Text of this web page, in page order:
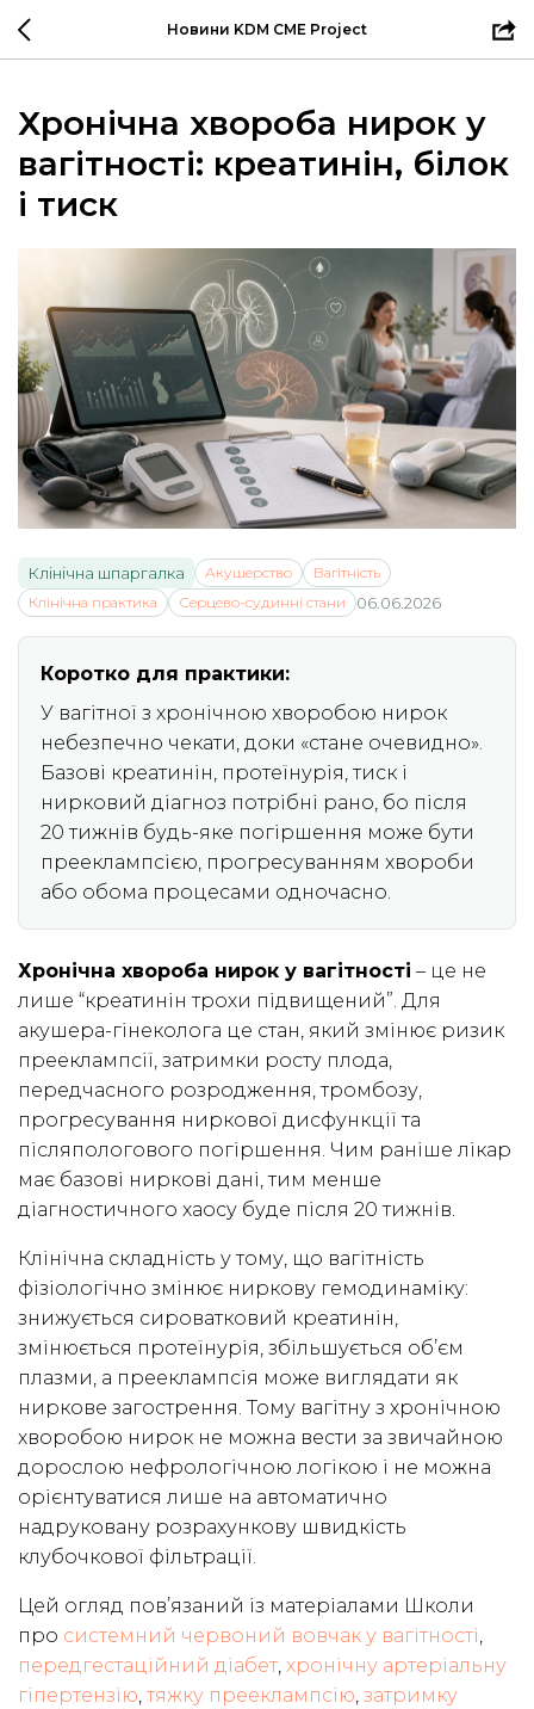
Новини KDM CME Project
Хронічна хвороба нирок у
вагітності: креатинін, білок
і тиск
Клінічна шпаргалка Акушерство
Вагітність
Клінічна практика
Серцево-судинні стани 06.06.2026
Коротко для практики:
У вагітної з хронічною хворобою нирок
небезпечно чекати, доки «стане очевидно».
Базові креатинін, протеїнурія, тиск і
нирковий діагноз потрібні рано, бо після
20 тижнів будь-яке погіршення може бути
прееклампсією, прогресуванням хвороби
або обома процесами одночасно.
Хронічна хвороба нирок у вагітності – це не
лише “креатинін трохи підвищений”. Для
акушера-гінеколога це стан, який змінює ризик
прееклампсії, затримки росту плода,
передчасного розродження, тромбозу,
прогресування ниркової дисфункції та
післяпологового погіршення. Чим раніше лікар
має базові ниркові дані, тим менше
діагностичного хаосу буде після 20 тижнів.
Клінічна складність у тому, що вагітність
фізіологічно змінює ниркову гемодинаміку:
знижується сироватковий креатинін,
змінюється протеїнурія, збільшується об’єм
плазми, а прееклампсія може виглядати як
ниркове загострення. Тому вагітну з хронічною
хворобою нирок не можна вести за звичайною
дорослою нефрологічною логікою і не можна
орієнтуватися лише на автоматично
надруковану розрахункову швидкість
клубочкової фільтрації.
Цей огляд пов’язаний із матеріалами Школи
про системний червоний вовчак у вагітності,
передгестаційний діабет, хронічну артеріальну
гіпертензію, тяжку прееклампсію, затримку